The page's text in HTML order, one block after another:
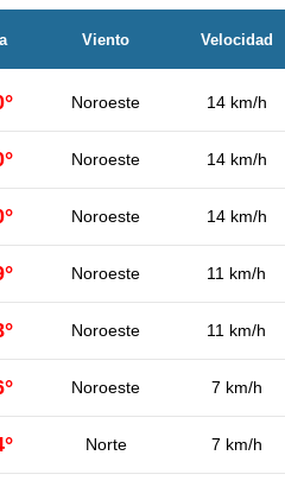
Viento Velocidad
Noroeste 14 km/h
Noroeste 14 km/h
Noroeste 14 km/h
Noroeste 11 km/h
Noroeste 11 km/h
Noroeste 7 km/h
Norte 7 km/h